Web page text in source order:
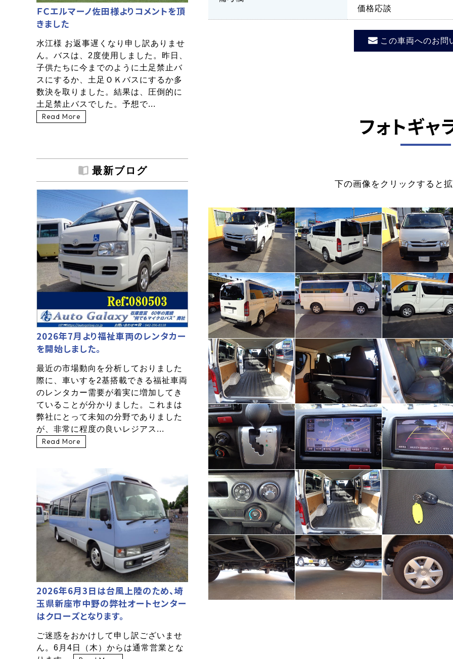
価格応談
この車両へのお問
フォトギャ
下の画像をクリックすると
ＦＣエルマーノ佐田様よりコメントを頂
きました
水江様 お返事遅くなり申し訳ありませ
ん。バスは、2度使用しました。昨日、
子供たちに今までのように土足禁止バ
スにするか、土足ＯＫバスにするか多
数決を取りました。結果は、圧倒的に
土足禁止バスでした。予想で...
Read More
最新ブログ
2026年7月より福祉車両のレンタカー
を開始しました。
最近の市場動向を分析しておりました
際に、車いすを2基搭載できる福祉車両
のレンタカー需要が着実に増加してき
ていることが分かりました。これまは
弊社にとって未知の分野でありました
が、非常に程度の良いレジアス...
Read More
2026年6月3日は台風上陸のため、埼
玉県新座市中野の弊社オートセンター
はクローズとなります。
ご迷惑をおかけして申し訳ございませ
ん。6月4日（木）からは通常営業とな